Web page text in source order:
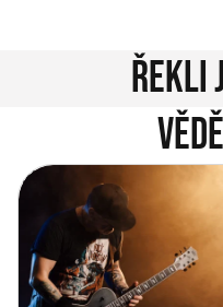
Řekli
Vítejte na novém e-
City